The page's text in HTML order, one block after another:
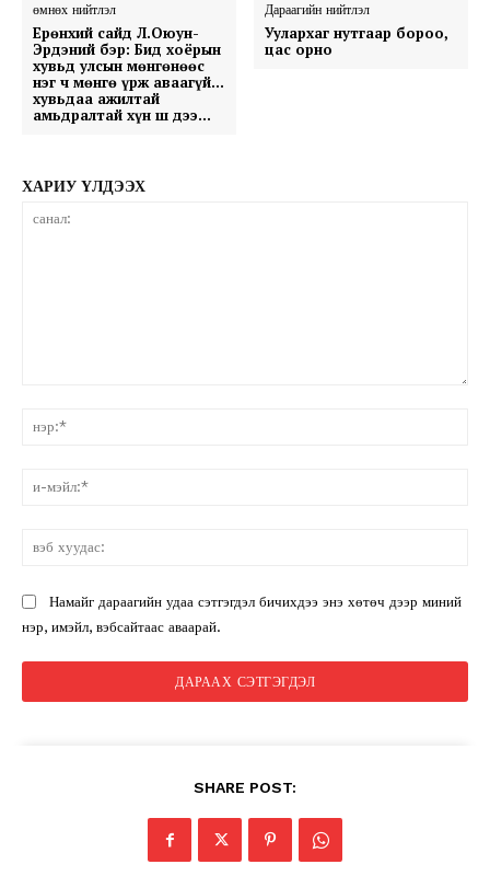
өмнөх нийтлэл
Ерөнхий сайд Л.Оюун-
Эрдэний бэр: Бид хоёрын
хувьд улсын мөнгөнөөс
нэг ч мөнгө үрж аваагүй…
хувьдаа ажилтай
амьдралтай хүн ш дээ…
Дараагийн нийтлэл
Уулархаг нутгаар бороо,
цас орно
ХАРИУ ҮЛДЭЭХ
Намайг дараагийн удаа сэтгэгдэл бичихдээ энэ хөтөч дээр миний
нэр, имэйл, вэбсайтаас аваарай.
SHARE POST: